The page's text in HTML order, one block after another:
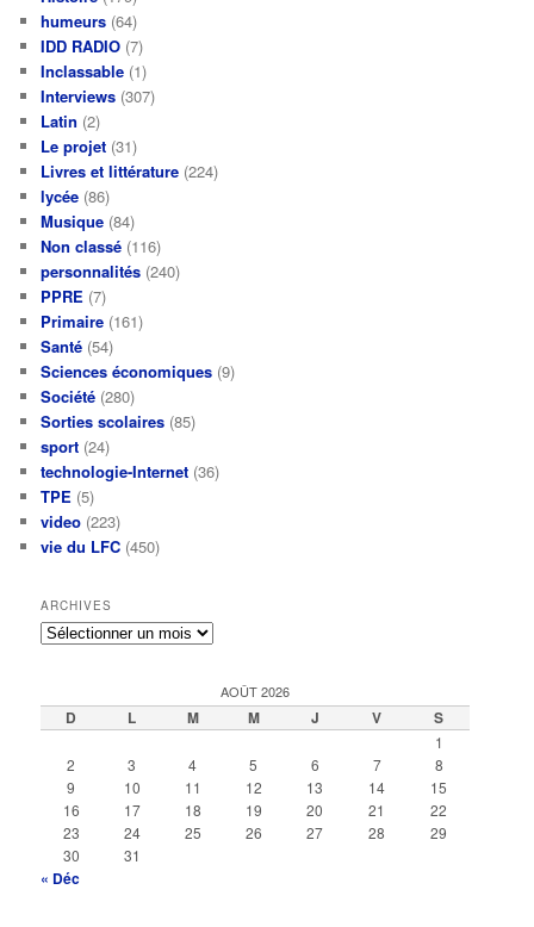
humeurs (64)
IDD RADIO (7)
Inclassable (1)
Interviews (307)
Latin (2)
Le projet (31)
Livres et littérature (224)
lycée (86)
Musique (84)
Non classé (116)
personnalités (240)
PPRE (7)
Primaire (161)
Santé (54)
Sciences économiques (9)
Société (280)
Sorties scolaires (85)
sport (24)
technologie-Internet (36)
TPE (5)
video (223)
vie du LFC (450)
ARCHIVES
Archives
AOÛT 2026
D L M M J V S
1
2
3 4 5 6 7
8
9
10 11 12 13 14
15
16
17 18 19 20 21
22
23
24 25 26 27 28
29
30
31
« Déc